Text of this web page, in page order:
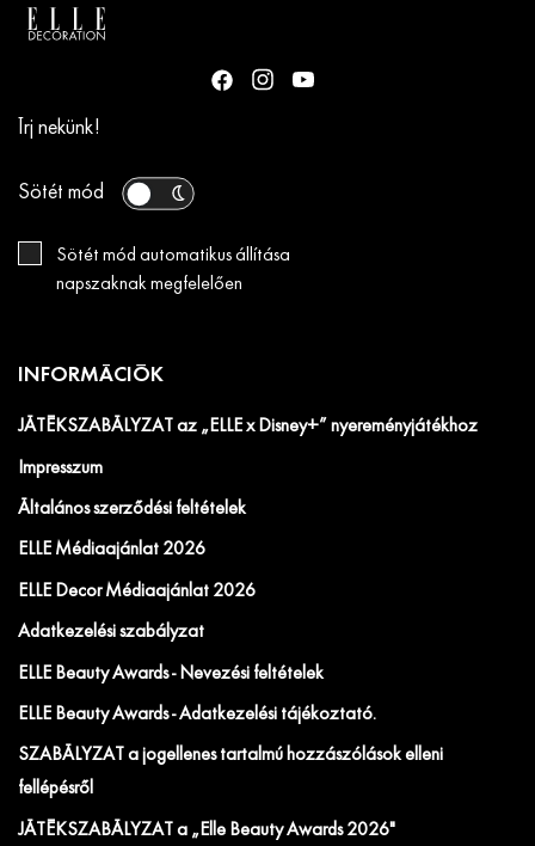
Írj nekünk!
Sötét mód
Sötét mód automatikus állítása
napszaknak megfelelően
INFORMÁCIÓK
JÁTÉKSZABÁLYZAT az „ELLE x Disney+” nyereményjátékhoz
Impresszum
Általános szerződési feltételek
ELLE Médiaajánlat 2026
ELLE Decor Médiaajánlat 2026
Adatkezelési szabályzat
ELLE Beauty Awards - Nevezési feltételek
ELLE Beauty Awards - Adatkezelési tájékoztató.
SZABÁLYZAT a jogellenes tartalmú hozzászólások elleni
fellépésről
JÁTÉKSZABÁLYZAT a „Elle Beauty Awards 2026"